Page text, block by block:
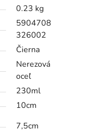
0.23 kg
5904708
326002
Čierna
Nerezová
oceľ
230ml
10cm
7,5cm